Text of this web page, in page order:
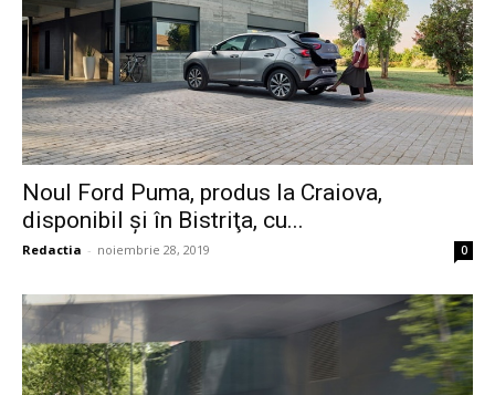
Noul Ford Puma, produs la Craiova,
disponibil şi în Bistriţa, cu...
Redactia - noiembrie 28, 2019 0